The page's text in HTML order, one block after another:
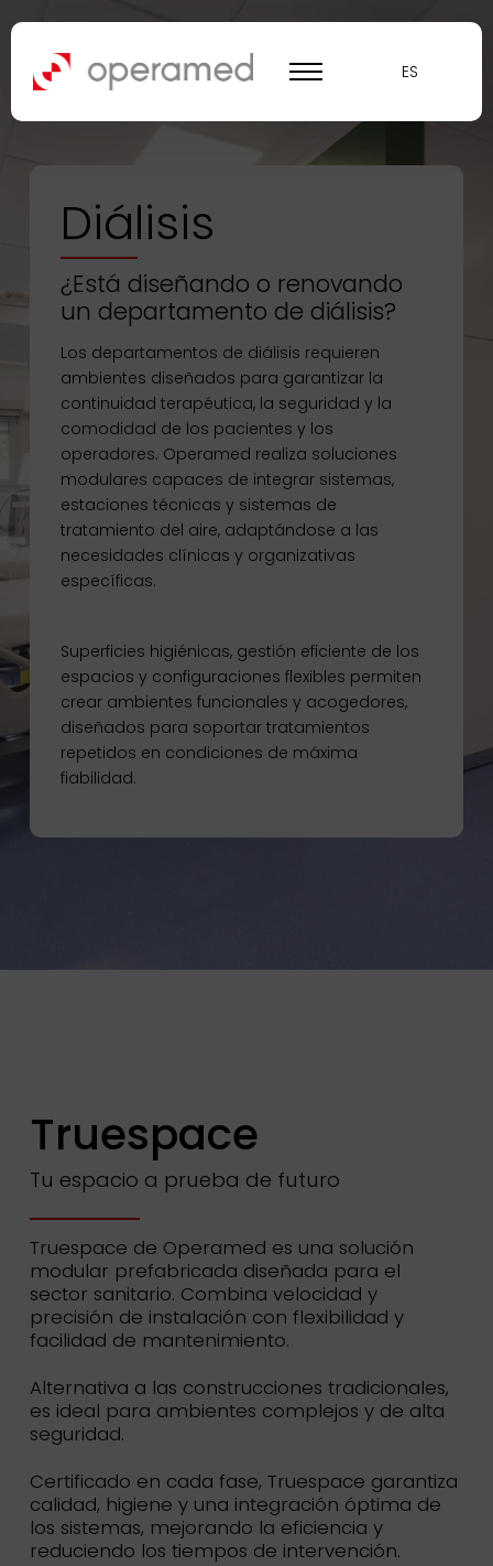
ES
Diálisis
¿Está diseñando o renovando
un departamento de diálisis?
Los departamentos de diálisis requieren
ambientes diseñados para garantizar la
continuidad terapéutica, la seguridad y la
comodidad de los pacientes y los
operadores. Operamed realiza soluciones
modulares capaces de integrar sistemas,
estaciones técnicas y sistemas de
tratamiento del aire, adaptándose a las
necesidades clínicas y organizativas
específicas.
Superficies higiénicas, gestión eficiente de los
espacios y configuraciones flexibles permiten
crear ambientes funcionales y acogedores,
diseñados para soportar tratamientos
repetidos en condiciones de máxima
fiabilidad.
Truespace
Tu espacio a prueba de futuro
Truespace de Operamed es una solución
modular prefabricada diseñada para el
sector sanitario. Combina velocidad y
precisión de instalación con flexibilidad y
facilidad de mantenimiento.
Alternativa a las construcciones tradicionales,
es ideal para ambientes complejos y de alta
seguridad.
Certificado en cada fase, Truespace garantiza
calidad, higiene y una integración óptima de
los sistemas, mejorando la eficiencia y
reduciendo los tiempos de intervención.